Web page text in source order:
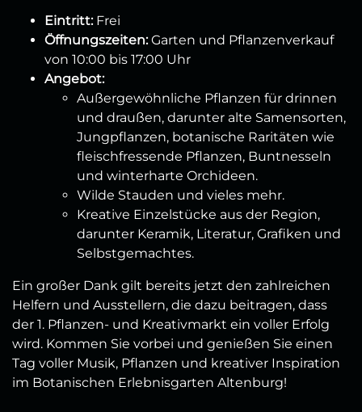
Eintritt:Frei
Öffnungszeiten:Garten und Pflanzenverkauf
von 10:00 bis 17:00 Uhr
Angebot:
Außergewöhnliche Pflanzen für drinnen
und draußen, darunter alte Samensorten,
Jungpflanzen, botanische Raritäten wie
fleischfressende Pflanzen, Buntnesseln
und winterharte Orchideen.
Wilde Stauden und vieles mehr.
Kreative Einzelstücke aus der Region,
darunter Keramik, Literatur, Grafiken und
Selbstgemachtes.
Ein großer Dank gilt bereits jetzt den zahlreichen
Helfern und Ausstellern, die dazu beitragen, dass
der 1. Pflanzen- und Kreativmarkt ein voller Erfolg
wird. Kommen Sie vorbei und genießen Sie einen
Tag voller Musik, Pflanzen und kreativer Inspiration
im Botanischen Erlebnisgarten Altenburg!